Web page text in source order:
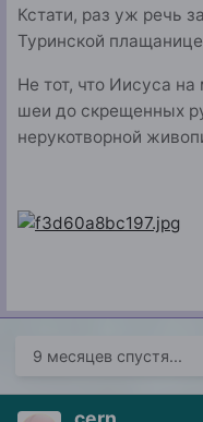
Кстати, раз уж речь
Туринской
Не тот, что Иисуса
шеи до скрещенных
нерукотворной
9 месяцев спустя...